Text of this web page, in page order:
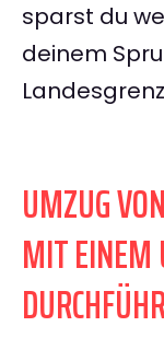
sparst du
deinem
UMZUG
MIT EINEM